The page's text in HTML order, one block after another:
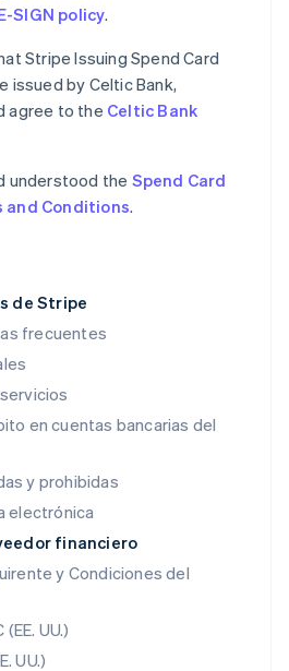
de Stripe
frecuentes
en cuentas bancarias del
y prohibidas
electrónica
financiero
y Condiciones del
UU.)
UU.)
SIGN policy.
Stripe Issuing Spend Card
issued by Celtic Bank,
agree to the Celtic Bank
understood the Spend Card
and Conditions.